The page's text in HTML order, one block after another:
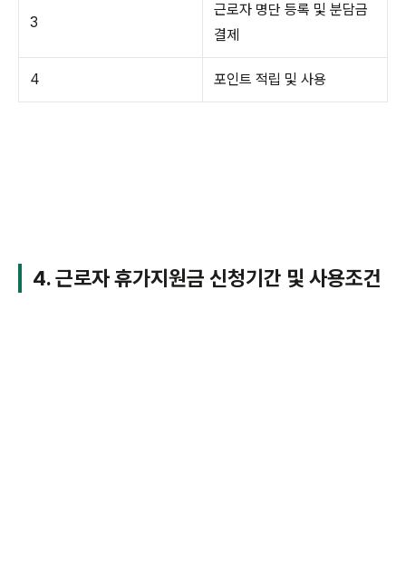
3
근로자 명단 등록 및 분담금
결제
4 포인트 적립 및 사용
4. 근로자 휴가지원금 신청기간 및 사용조건